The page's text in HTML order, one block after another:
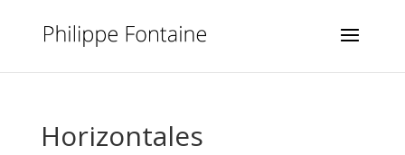
Horizontales